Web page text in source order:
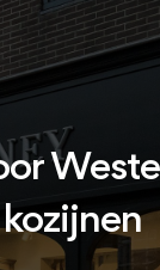
kozijnen